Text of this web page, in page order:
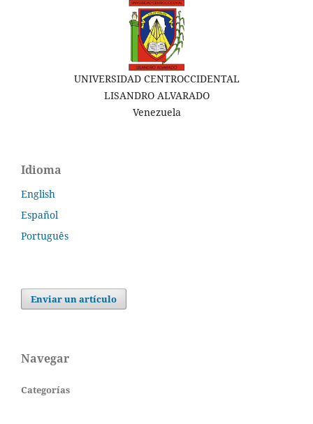
UNIVERSIDAD CENTROCCIDENTAL
LISANDRO ALVARADO
Venezuela
Idioma
English
Español
Português
Enviar un artículo
Navegar
Categorías